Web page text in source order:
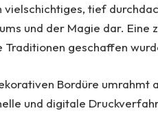
tief
und der Magie dar. Eine
geschaffen
Bordüre umrahmt
und digitale